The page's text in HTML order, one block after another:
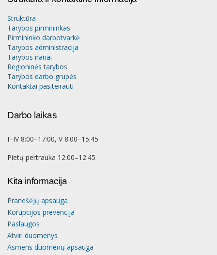
Struktūra
Tarybos pirmininkas
Pirmininko darbotvarkė
Tarybos administracija
Tarybos nariai
Regioninės tarybos
Tarybos darbo grupės
Kontaktai pasiteirauti
Darbo laikas
I–IV 8:00–17:00, V 8:00–15:45
Pietų pertrauka 12:00–12:45
Kita informacija
Pranešėjų apsauga
Korupcijos prevencija
Paslaugos
Atviri duomenys
Asmens duomenų apsauga